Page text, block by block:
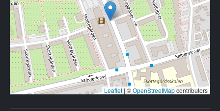
Leaflet | ©OpenStreetMapcontributors